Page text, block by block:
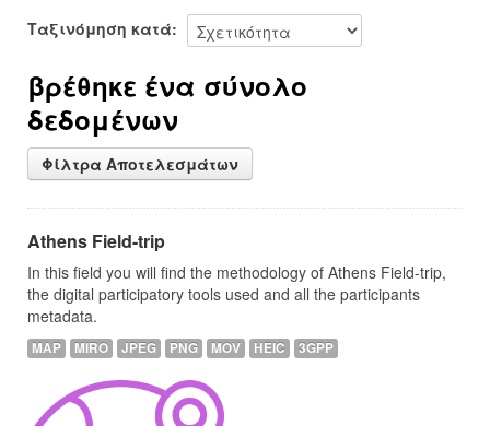
Ταξινόμηση κατά
βρέθηκε ένα σύνολο
δεδομένων
Φίλτρα Αποτελεσμάτων
Athens Field-trip
In this field you will find the methodology of Athens Field-trip,
the digital participatory tools used and all the participants
metadata.
MAP MIRO JPEG PNG MOV HEIC 3GPP